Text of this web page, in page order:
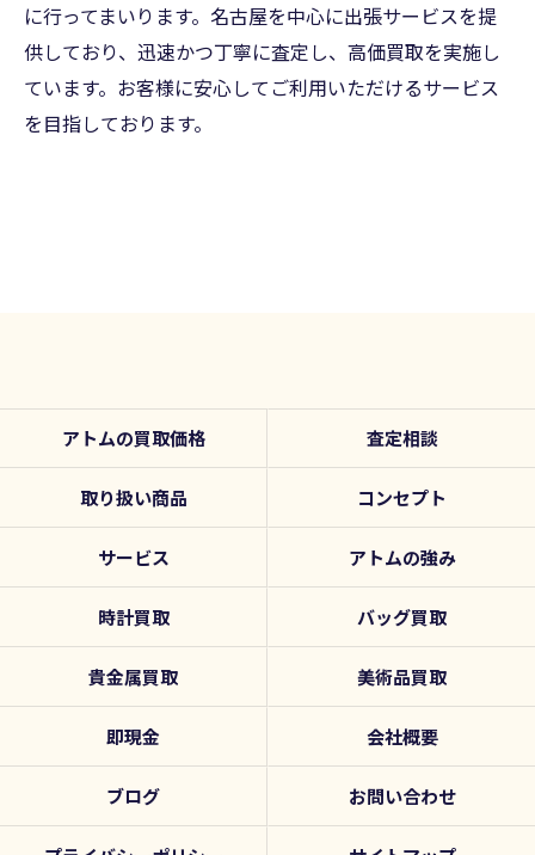
に行ってまいります。名古屋を中心に出張サービスを提
供しており、迅速かつ丁寧に査定し、高価買取を実施し
ています。お客様に安心してご利用いただけるサービス
を目指しております。
アトムの買取価格 査定相談
取り扱い商品 コンセプト
サービス アトムの強み
時計買取 バッグ買取
貴金属買取 美術品買取
即現金 会社概要
ブログ お問い合わせ